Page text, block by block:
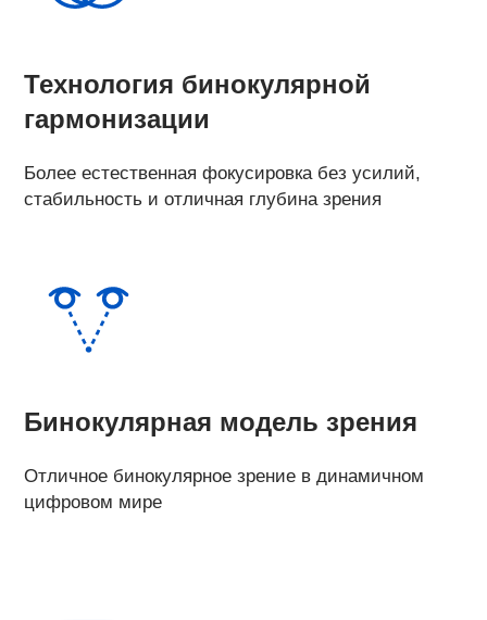
Технология бинокулярной
гармонизации
Более естественная фокусировка без усилий,
стабильность и отличная глубина зрения
Бинокулярная модель зрения
Отличное бинокулярное зрение в динамичном
цифровом мире